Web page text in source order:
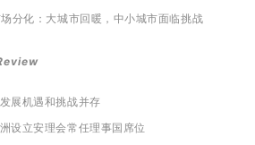
场分化：大城市回暖，中小城市面临挑战
展机遇和挑战并存
设立安理会常任理事国席位